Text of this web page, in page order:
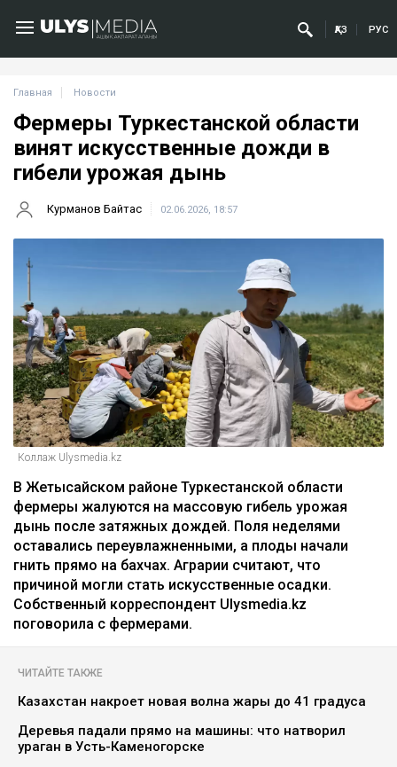
ҚАЗ РУС
Главная Новости
Фермеры Туркестанской области
винят искусственные дожди в
гибели урожая дынь
Курманов Байтас 02.06.2026, 18:57
Коллаж Ulysmedia.kz
В Жетысайском районе Туркестанской области
фермеры жалуются на массовую гибель урожая
дынь после затяжных дождей. Поля неделями
оставались переувлажненными, а плоды начали
гнить прямо на бахчах. Аграрии считают, что
причиной могли стать искусственные осадки.
Собственный корреспондент Ulysmedia.kz
поговорила с фермерами.
ЧИТАЙТЕ ТАКЖЕ
Казахстан накроет новая волна жары до 41 градуса
Деревья падали прямо на машины: что натворил
ураган в Усть-Каменогорске